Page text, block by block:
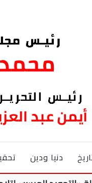
دنيا ودين